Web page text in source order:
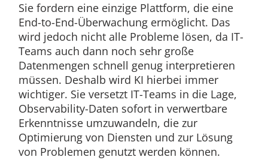
Sie fordern eine einzige Plattform, die eine
End-to-End-Überwachung ermöglicht. Das
wird jedoch nicht alle Probleme lösen, da IT-
Teams auch dann noch sehr große
Datenmengen schnell genug interpretieren
müssen. Deshalb wird KI hierbei immer
wichtiger. Sie versetzt IT-Teams in die Lage,
Observability-Daten sofort in verwertbare
Erkenntnisse umzuwandeln, die zur
Optimierung von Diensten und zur Lösung
von Problemen genutzt werden können.